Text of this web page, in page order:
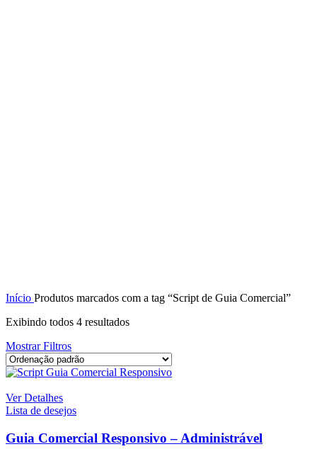
Início Produtos marcados com a tag “Script de Guia Comercial”
Exibindo todos 4 resultados
Mostrar Filtros
Ver Detalhes
Lista de desejos
Guia Comercial Responsivo – Administrável